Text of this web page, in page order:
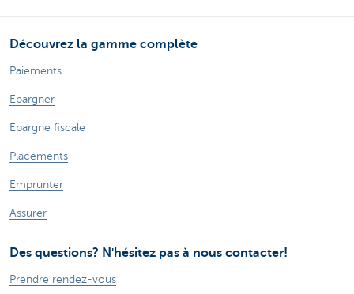
Découvrez la gamme complète
Paiements
Epargner
Epargne fiscale
Placements
Emprunter
Assurer
Des questions? N'hésitez pas à nous contacter!
Prendre rendez-vous